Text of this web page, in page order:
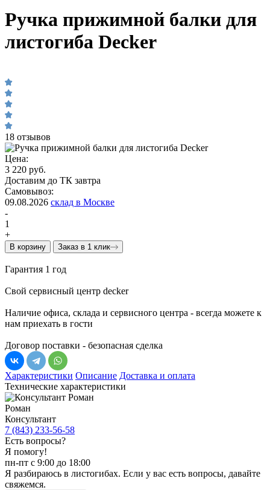
Ручка прижимной балки для
листогиба Decker
18 отзывов
Цена:
3 220 руб.
Доставим до ТК завтра
Самовывоз:
09.08.2026 склад в Москве
-
1
+
В корзину Заказ в 1 клик
Гарантия 1 год
Свой сервисный центр decker
Наличие офиса, склада и сервисного центра - всегда можете к
нам приехать в гости
Договор поставки - безопасная сделка
Характеристики Описание Доставка и оплата
Технические характеристики
Роман
Консультант
7 (843) 233-56-58
Есть вопросы?
Я помогу!
пн-пт с 9:00 до 18:00
Я разбираюсь в листогибах. Если у вас есть вопросы, давайте
свяжемся.